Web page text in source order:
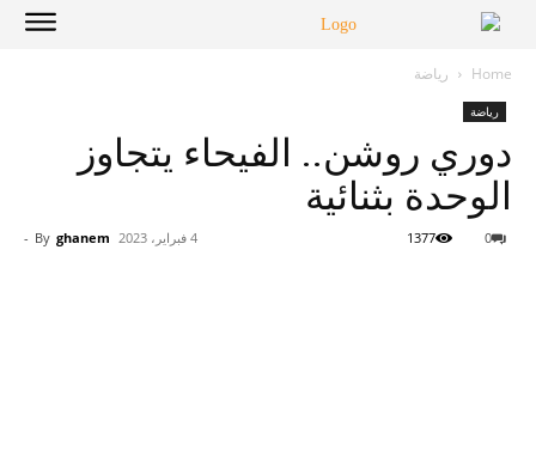
Home رياضة
رياضة
دوري روشن.. الفيحاء يتجاوز
الوحدة بثنائية
By ghanem
- 4 فبراير، 2023 0
1377